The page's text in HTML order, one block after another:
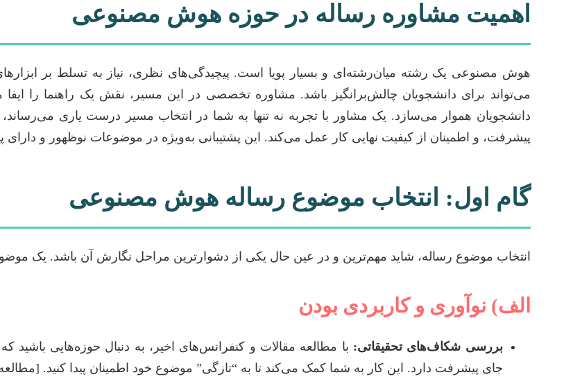
اهمیت مشاوره رساله در حوزه هوش مصنوعی
هوش مصنوعی یک رشته میان‌رشته‌ای و بسیار پویا است. پیچیدگی‌های نظری، نیاز به تسلط بر
می‌تواند برای دانشجویان چالش‌برانگیز باشد. مشاوره تخصصی در این مسیر، نقش یک راهنما را
دانشجویان هموار می‌سازد. یک مشاور با تجربه نه تنها به شما در انتخاب مسیر درست یاری
پیشرفت، و اطمینان از کیفیت نهایی کار عمل می‌کند. این پشتیبانی به‌ویژه در موضوعات نوظهور و دارای
گام اول: انتخاب موضوع رساله هوش مصنوعی
انتخاب موضوع رساله، شاید مهم‌ترین و در عین حال یکی از دشوارترین مراحل نگارش آن باشد. یک
الف) نوآوری و کاربردی بودن
بررسی شکاف‌های تحقیقاتی: با مطالعه مقالات و کنفرانس‌های اخیر، به دنبال حوزه‌هایی باشید
جای پیشرفت دارد. این کار به شما کمک می‌کند تا به “تازگی” موضوع خود اطمینان پیدا کنید. [مطالعه